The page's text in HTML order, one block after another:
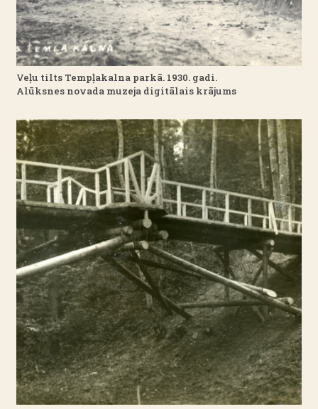
Veļu tilts Tempļakalna parkā. 1930. gadi.
Alūksnes novada muzeja digitālais krājums